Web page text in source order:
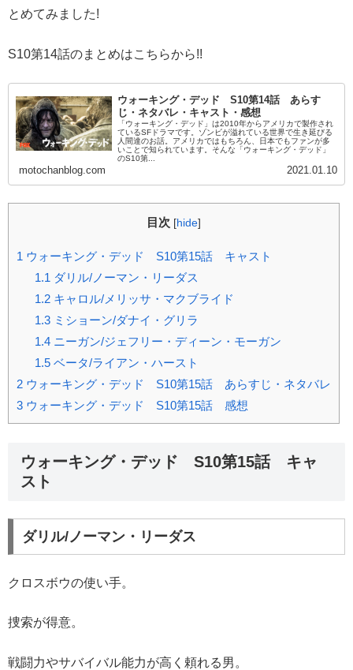
とめてみました!
S10第14話のまとめはこちらから!!
ウォーキング・デッド S10第14話 あらす
じ・ネタバレ・キャスト・感想
「ウォーキング・デッド」は2010年からアメリカで製作され
ているSFドラマです。ゾンビが溢れている世界で生き延びる
人間達のお話。アメリカではもちろん、日本でもファンが多
いことで知られています。そんな「ウォーキング・デッド」
のS10第...
motochanblog.com 2021.01.10
目次 [hide]
1 ウォーキング・デッド S10第15話 キャスト
1.1 ダリル/ノーマン・リーダス
1.2キャロル/メリッサ・マクブライド
1.3ミショーン/ダナイ・グリラ
1.4ニーガン/ジェフリー・ディーン・モーガン
1.5ベータ/ライアン・ハースト
2 ウォーキング・デッド S10第15話 あらすじ・ネタバレ
3 ウォーキング・デッド S10第15話 感想
ウォーキング・デッド S10第15話 キャ
スト
ダリル/ノーマン・リーダス
クロスボウの使い手。
捜索が得意。
戦闘力やサバイバル能力が高く頼れる男。